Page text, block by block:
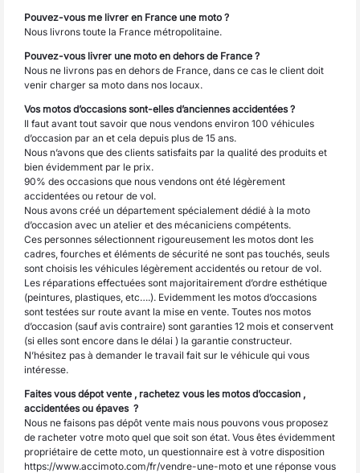
Pouvez-vous me livrer en France une moto ?
Nous livrons toute la France métropolitaine.
Pouvez-vous livrer une moto en dehors de France ?
Nous ne livrons pas en dehors de France, dans ce cas le client doit
venir charger sa moto dans nos locaux.
Vos motos d’occasions sont-elles d’anciennes accidentées ?
Il faut avant tout savoir que nous vendons environ 100 véhicules
d’occasion par an et cela depuis plus de 15 ans.
Nous n’avons que des clients satisfaits par la qualité des produits et
bien évidemment par le prix.
90% des occasions que nous vendons ont été légèrement
accidentées ou retour de vol.
Nous avons créé un département spécialement dédié à la moto
d’occasion avec un atelier et des mécaniciens compétents.
Ces personnes sélectionnent rigoureusement les motos dont les
cadres, fourches et éléments de sécurité ne sont pas touchés, seuls
sont choisis les véhicules légèrement accidentés ou retour de vol.
Les réparations effectuées sont majoritairement d’ordre esthétique
(peintures, plastiques, etc….). Evidemment les motos d’occasions
sont testées sur route avant la mise en vente. Toutes nos motos
d’occasion (sauf avis contraire) sont garanties 12 mois et conservent
(si elles sont encore dans le délai ) la garantie constructeur.
N’hésitez pas à demander le travail fait sur le véhicule qui vous
intéresse.
Faites vous dépot vente , rachetez vous les motos d’occasion ,
accidentées ou épaves ?
Nous ne faisons pas dépôt vente mais nous pouvons vous proposez
de racheter votre moto quel que soit son état. Vous êtes évidemment
propriétaire de cette moto, un questionnaire est à votre disposition
https://www.accimoto.com/fr/vendre-une-moto et une réponse vous